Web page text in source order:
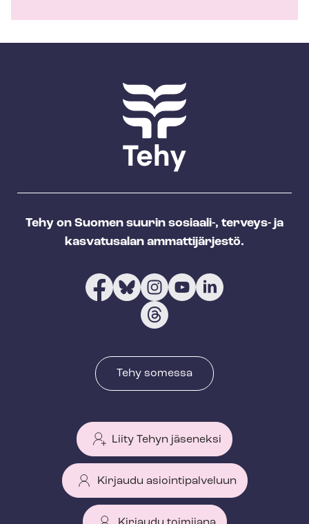
Tehy on Suomen suurin sosiaali-, terveys- ja
kasvatusalan ammattijärjestö.
Tehy somessa
Liity Tehyn jäseneksi
Kirjaudu asiointipalveluun